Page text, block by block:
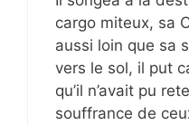
cargo miteux, sa
aussi loin que sa
vers le sol, il put
qu’il n’avait pu
souffrance de